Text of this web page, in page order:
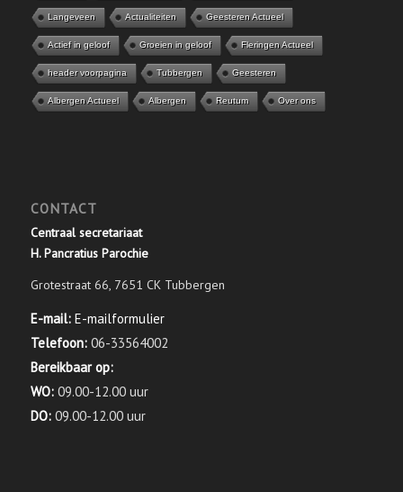
Langeveen Actualiteiten Geesteren Actueel
Actief in geloof Groeien in geloof Fleringen Actueel
header voorpagina Tubbergen Geesteren
Albergen Actueel Albergen Reutum Over ons
CONTACT
Centraal secretariaat
H. Pancratius Parochie
Grotestraat 66, 7651 CK Tubbergen
E-mail: E-mailformulier
Telefoon: 06-33564002
Bereikbaar op:
WO: 09.00-12.00 uur
DO: 09.00-12.00 uur